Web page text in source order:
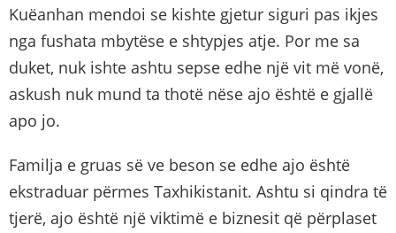
Kuëanhan mendoi se kishte gjetur siguri pas ikjes
nga fushata mbytëse e shtypjes atje. Por me sa
duket, nuk ishte ashtu sepse edhe një vit më vonë,
askush nuk mund ta thotë nëse ajo është e gjallë
apo jo.
Familja e gruas së ve beson se edhe ajo është
ekstraduar përmes Taxhikistanit. Ashtu si qindra të
tjerë, ajo është një viktimë e biznesit që përplaset